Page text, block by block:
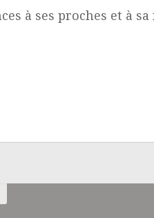
à ses proches et à